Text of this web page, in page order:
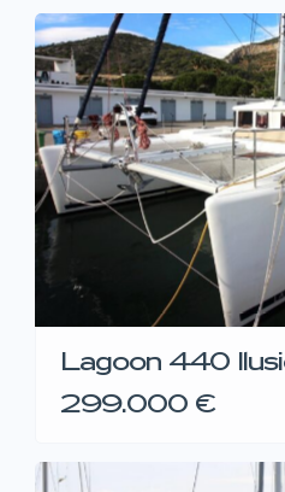
Lagoon 440
299.000 €